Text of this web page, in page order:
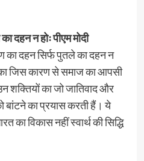
दहन न होः पीएम मोदी
का दहन सिर्फ पुतले का दहन न
जिस कारण से समाज का आपसी
शक्तियों का जो जातिवाद और
बांटने का प्रयास करती हैं। ये
का विकास नहीं स्वार्थ की सिद्धि